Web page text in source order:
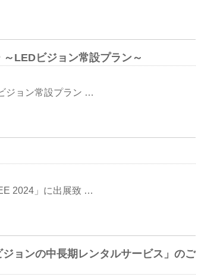
LEDビジョン常設プラン～
ジョン常設プラン …
2024」に出展致 …
ョンの中長期レンタルサービス」のご